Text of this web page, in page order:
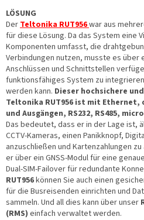
LÖSUNG
Der Teltonika RUT956war aus
für diese Lösung. Da das System eine
Komponenten umfasst, die
Verbindungen nutzen, musste es über
Anschlüssen und Schnittstellen
funktionsfähiges System zu
werden kann. Dieser hochsichere
Teltonika RUT956 ist mit Ethernet,
und Ausgängen, RS232, RS485,
Das bedeutet, dass er in der Lage ist,
CCTV-Kameras, einen Panikknopf,
anzuschließen und Kartenzahlungen
er über ein GNSS-Modul für eine
Dual-SIM-Failover für redundante
RUT956können Sie auch einen
für die Busreisenden einrichten und
sammeln. Und all dies kann über unser
(RMS) einfach verwaltet werden.